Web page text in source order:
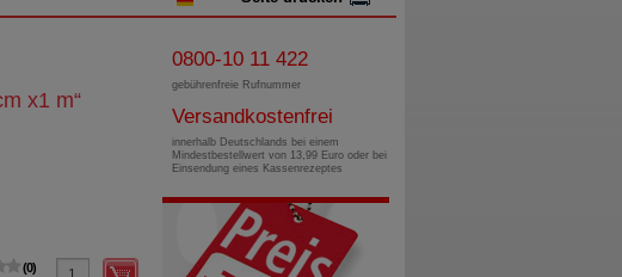
x1 m“
0
0800-10 11 422
gebührenfreie Rufnummer
Versandkostenfrei
innerhalb Deutschlands bei einem
Mindestbestellwert von 13,99 Euro oder bei
Einsendung eines Kassenrezeptes